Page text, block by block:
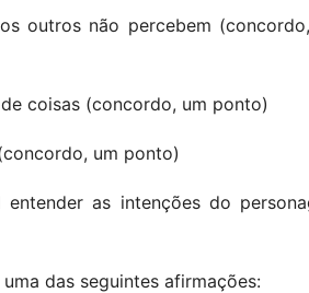
outros não percebem
coisas (concordo, um ponto)
um ponto)
as intenções do
das seguintes afirmações: